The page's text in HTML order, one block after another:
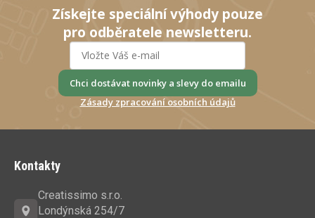
Získejte speciální výhody pouze
pro odběratele newsletteru.
Chci dostávat novinky a slevy do emailu
Zásady zpracování osobních údajů
Kontakty
Creatissimo s.r.o.
Londýnská 254/7